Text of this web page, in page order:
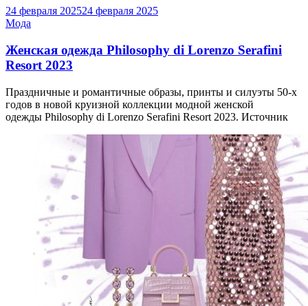
24 февраля 202524 февраля 2025
Мода
Женская одежда Philosophy di Lorenzo Serafini
Resort 2023
Праздничные и романтичные образы, принты и силуэты 50-х
годов в новой круизной коллекции модной женской
одежды Philosophy di Lorenzo Serafini Resort 2023. Источник